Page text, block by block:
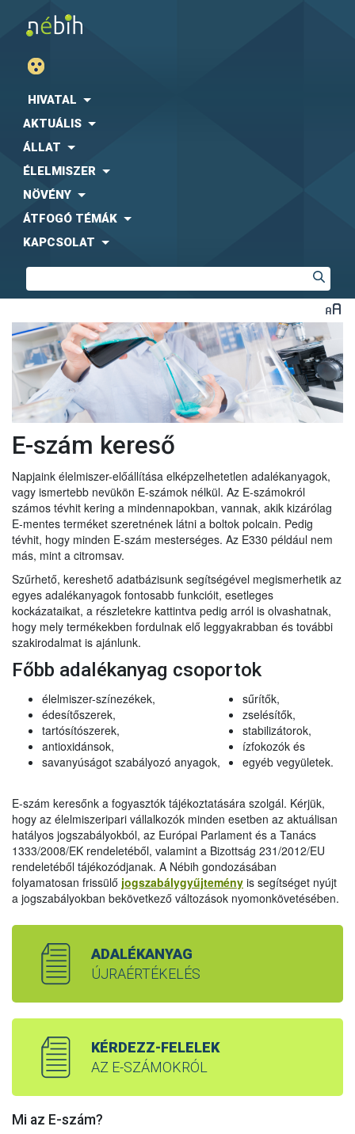
HIVATAL
AKTUÁLIS
ÁLLAT
ÉLELMISZER
NÖVÉNY
ÁTFOGÓ TÉMÁK
KAPCSOLAT
E-szám kereső
Napjaink élelmiszer-előállítása elképzelhetetlen adalékanyagok,
vagy ismertebb nevükön E-számok nélkül. Az E-számokról
számos tévhit kering a mindennapokban, vannak, akik kizárólag
E-mentes terméket szeretnének látni a boltok polcain. Pedig
tévhit, hogy minden E-szám mesterséges. Az E330 például nem
más, mint a citromsav.
Szűrhető, kereshető adatbázisunk segítségével megismerhetik az
egyes adalékanyagok fontosabb funkcióit, esetleges
kockázataikat, a részletekre kattintva pedig arról is olvashatnak,
hogy mely termékekben fordulnak elő leggyakrabban és további
szakirodalmat is ajánlunk.
Főbb adalékanyag csoportok
élelmiszer-színezékek,
édesítőszerek,
tartósítószerek,
antioxidánsok,
savanyúságot szabályozó anyagok,
sűrítők,
zselésítők,
stabilizátorok,
ízfokozók és
egyéb vegyületek.
E-szám keresőnk a fogyasztók tájékoztatására szolgál. Kérjük,
hogy az élelmiszeripari vállalkozók minden esetben az aktuálisan
hatályos jogszabályokból, az Európai Parlament és a Tanács
1333/2008/EK rendeletéből, valamint a Bizottság 231/2012/EU
rendeletéből tájékozódjanak. A Nébih gondozásában
folyamatosan frissülő jogszabálygyűjtemény is segítséget nyújt
a jogszabályokban bekövetkező változások nyomonkövetésében.
ADALÉKANYAG
ÚJRAÉRTÉKELÉS
KÉRDEZZ-FELELEK
AZ E-SZÁMOKRÓL
Mi az E-szám?